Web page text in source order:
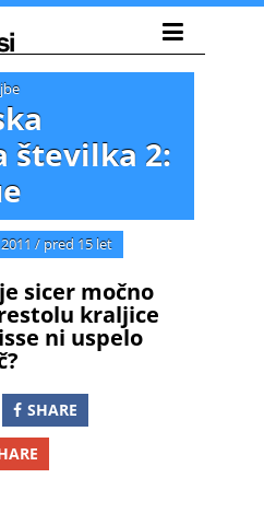
številka 2:
/ pred 15 let
sicer močno
kraljice
ni uspelo
SHARE